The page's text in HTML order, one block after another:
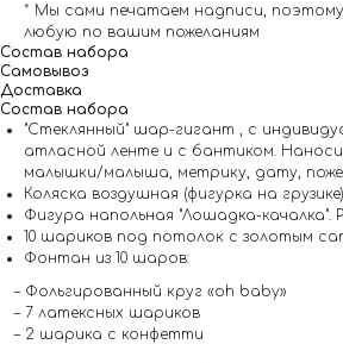
* Мы сами печатаем надписи,
любую по вашим пожеланиям
Состав набора
Самовывоз
Доставка
Состав набора
"Стеклянный" шар-гигант , с
атласной ленте и с бантиком.
малышки/малыша, метрику, дату,
Коляска воздушная (фигурка на
Фигура напольная "Лошадка-качалка".
10 шариков под потолок с золотым
Фонтан из 10 шаров:
– Фольгированный круг «oh baby»
– 7 латексных шариков
– 2 шарика с конфетти